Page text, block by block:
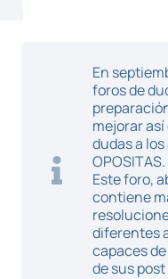
En
foros de
mejorar
dudas a
OPOSITAS.
Este foro,
contiene
diferentes
capaces
de sus